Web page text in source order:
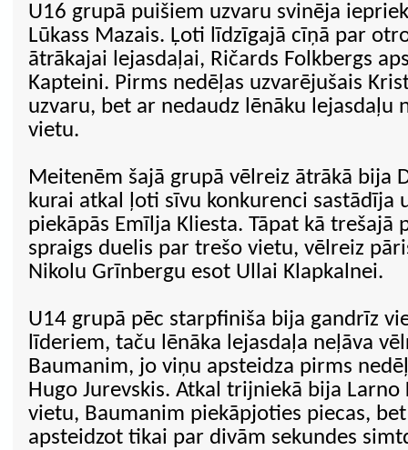
U16 grupā puišiem uzvaru svinēja
Lūkass Mazais. Ļoti līdzīgajā cīņā par
ātrākajai lejasdaļai, Ričards Folkbergs
Kapteini. Pirms nedēļas uzvarējušais
uzvaru, bet ar nedaudz lēnāku lejasdaļu
vietu.
Meitenēm šajā grupā vēlreiz ātrākā bija
kurai atkal ļoti sīvu konkurenci sastādīja
piekāpās Emīlja Kliesta. Tāpat kā trešajā
spraigs duelis par trešo vietu, vēlreiz
Nikolu Grīnbergu esot Ullai Klapkalnei.
U14 grupā pēc starpfiniša bija gandrīz
līderiem, taču lēnāka lejasdaļa neļāva
Baumanim, jo viņu apsteidza pirms
Hugo Jurevskis. Atkal trijniekā bija
vietu, Baumanim piekāpjoties piecas,
apsteidzot tikai par divām sekundes